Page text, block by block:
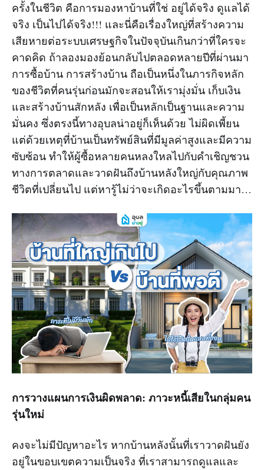
ครั้งในชีวิต คือการมองหาบ้านที่ใช่ อยู่ได้จริง ดูแลได้
จริง เป็นไปได้จริง!!! และนี่คือเรื่องใหญ่ที่สร้างความ
เสียหายต่อระบบเศรษฐกิจในปัจจุบันเกินกว่าที่ใครจะ
คาดคิด ถ้าลองมองย้อนกลับไปตลอดหลายปีที่ผ่านมา
การซื้อบ้าน การสร้างบ้าน ถือเป็นหนึ่งในภารกิจหลัก
ของชีวิตที่คนรุ่นก่อนมักจะสอนให้เรามุ่งมั่น เก็บเงิน
และสร้างบ้านสักหลัง เพื่อเป็นหลักเป็นฐานและความ
มั่นคง ซึ่งตรงนี้ทางอุบลน่าอยู่ก็เห็นด้วย ไม่ผิดเพี้ยน
แต่ด้วยเหตุที่บ้านเป็นทรัพย์สินที่มีมูลค่าสูงและมีความ
ซับซ้อน ทำให้ผู้ซื้อหลายคนหลงใหลไปกับคำเชิญชวน
ทางการตลาดและวาดฝันถึงบ้านหลังใหญ่กับคุณภาพ
ชีวิตที่เปลี่ยนไป แต่หารู้ไม่ว่าจะเกิดอะไรขึ้นตามมา…
การวางแผนการเงินผิดพลาด: ภาวะหนี้เสียในกลุ่มคน
รุ่นใหม่
คงจะไม่มีปัญหาอะไร หากบ้านหลังนั้นที่เราวาดฝันยัง
อยู่ในขอบเขตความเป็นจริง ที่เราสามารถดูแลและ